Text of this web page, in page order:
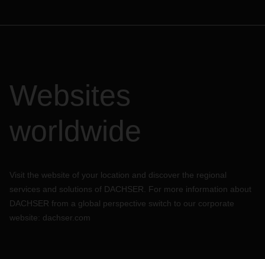
Websites
worldwide
Visit the website of your location and discover the regional
services and solutions of DACHSER. For more information about
DACHSER from a global perspective switch to our corporate
website: dachser.com